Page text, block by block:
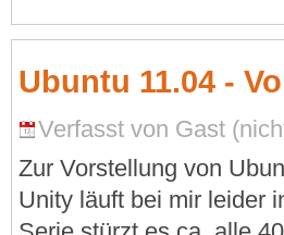
Ubuntu 11.04 -
Verfasst von Gast
Zur Vorstellung von
Unity läuft bei mir leider